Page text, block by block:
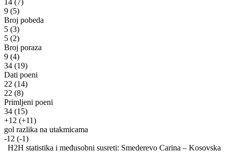
9 (5)
Broj pobeda
5 (3)
5 (2)
Broj poraza
9 (4)
34 (19)
Dati poeni
22 (14)
22 (8)
Primljeni poeni
34 (15)
+12 (+11)
gol razlika na utakmicama
-12 (-1)
H2H statistika i međusobni susreti: Smederevo Carina – Kosovska